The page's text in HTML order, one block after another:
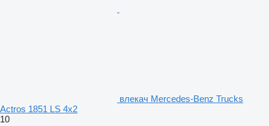
влекач Mercedes-Benz Trucks
Actros 1851 LS 4x2
10